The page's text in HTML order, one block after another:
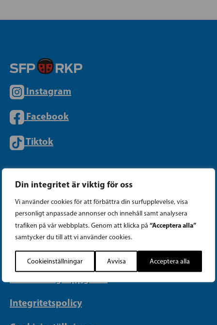
Din integritet är viktig för oss
Vi använder cookies för att förbättra din surfupplevelse, visa
personligt anpassade annonser och innehåll samt analysera
trafiken på vår webbplats. Genom att klicka på “Acceptera alla”
samtycker du till att vi använder cookies.
Cookieinställningar Avvisa Acceptera alla
Instagram
Facebook
Tiktok
PARTIKANSLIET
Telefon (09) 693 070
PB 430, 00101 Helsingfors
Georgsgatan 27, 00100 Helsingfors
info@sfp.fi
Integritetspolicy